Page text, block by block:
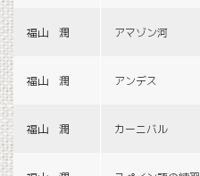
福山 潤 アマゾン河
福山 潤 アンデス
福山 潤 カーニバル